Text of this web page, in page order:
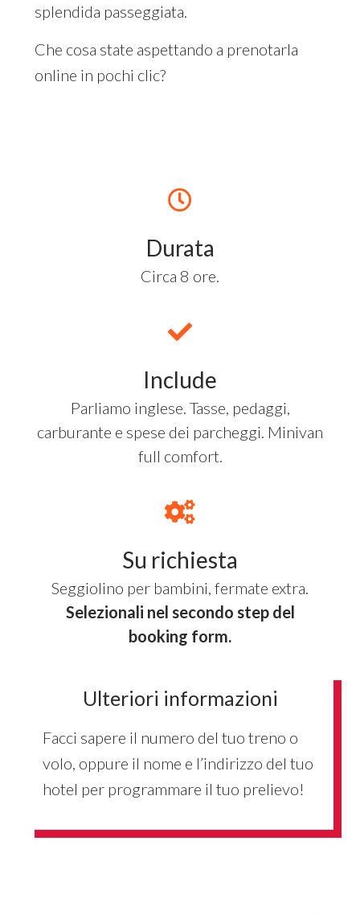
splendida passeggiata.
Che cosa state aspettando a prenotarla
online in pochi clic?
Durata
Circa 8 ore.
Include
Parliamo inglese. Tasse, pedaggi,
carburante e spese dei parcheggi. Minivan
full comfort.
Su richiesta
Seggiolino per bambini, fermate extra.
Selezionali nel secondo step del
booking form.
Ulteriori informazioni
Facci sapere il numero del tuo treno o
volo, oppure il nome e l’indirizzo del tuo
hotel per programmare il tuo prelievo!